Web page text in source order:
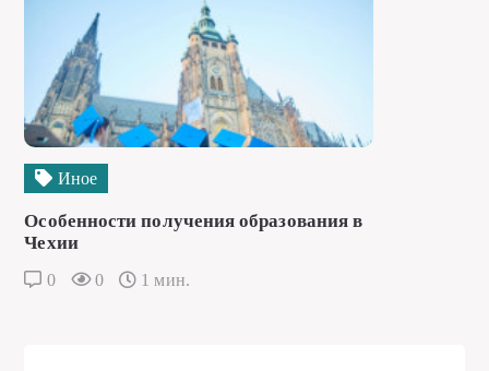
Иное
Особенности получения образования в
Чехии
0 0 1 мин.